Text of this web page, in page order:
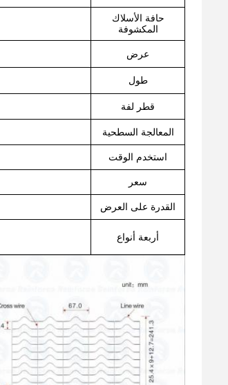
حافة الأسلاك
المكشوفة
عرض
طول
قطر لفة
المعالجة السطحية
استخدم الوقت
سعر
القدرة على العرض
أربعة أنواع